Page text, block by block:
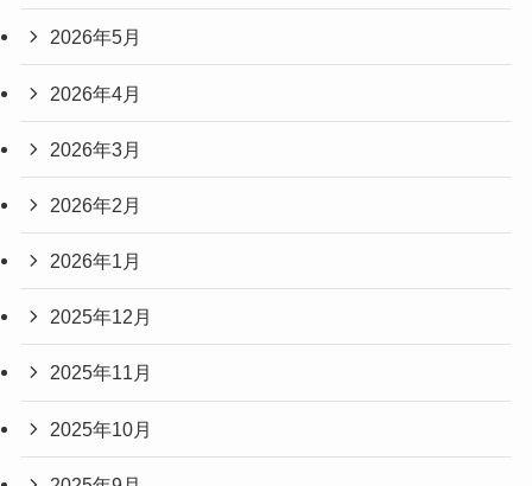
2026年5月
2026年4月
2026年3月
2026年2月
2026年1月
2025年12月
2025年11月
2025年10月